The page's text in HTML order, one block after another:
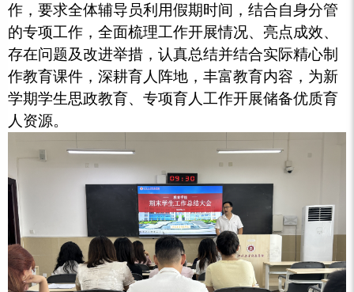
作，要求全体辅导员利用假期时间，结合自身分管
的专项工作，全面梳理工作开展情况、亮点成效、
存在问题及改进举措，认真总结并结合实际精心制
作教育课件，深耕育人阵地，丰富教育内容，为新
学期学生思政教育、专项育人工作开展储备优质育
人资源。